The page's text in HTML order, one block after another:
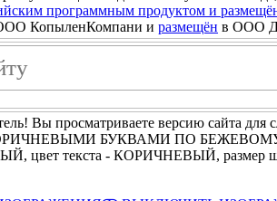
программным продуктом и
КопыленКомпани и размещён в ООО
Вы просматриваете версию сайта для
КОРИЧНЕВЫМИ БУКВАМИ ПО
цвет текста - КОРИЧНЕВЫЙ, размер